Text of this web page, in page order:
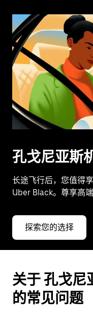
孔戈尼亚斯
长途飞行后，您值得
Uber Black。尊享高
探索您的选择
关于 孔戈尼
的常见问题